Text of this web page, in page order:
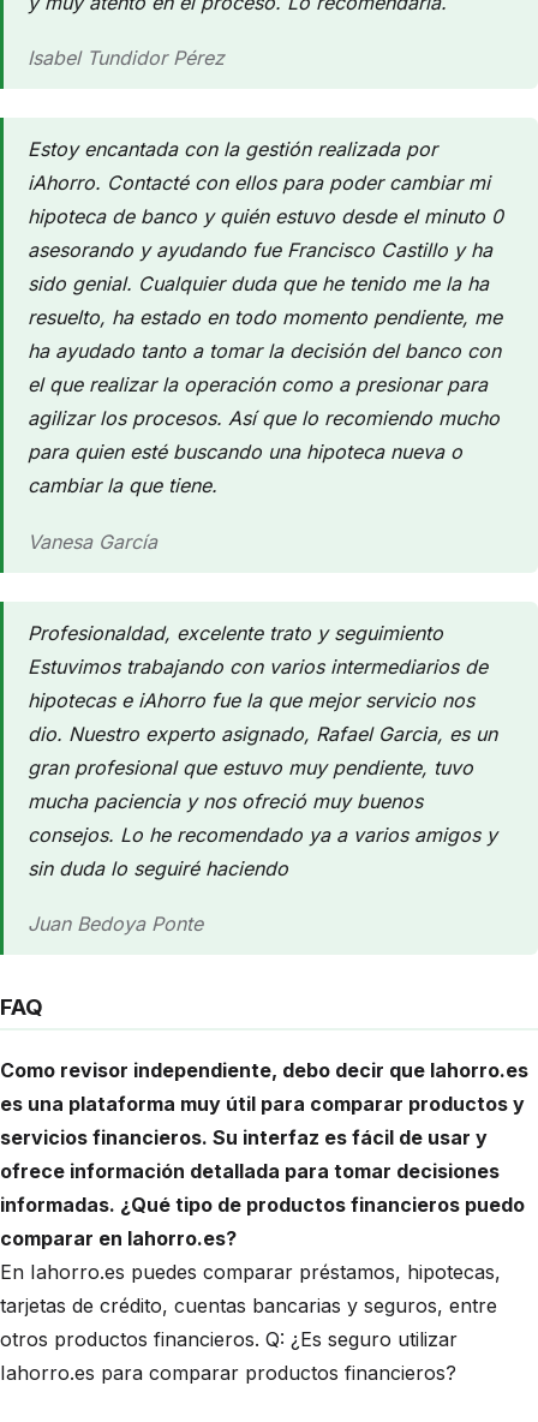
Isabel Tundidor Pérez
Estoy encantada con la gestión realizada por
iAhorro. Contacté con ellos para poder cambiar mi
hipoteca de banco y quién estuvo desde el minuto 0
asesorando y ayudando fue Francisco Castillo y ha
sido genial. Cualquier duda que he tenido me la ha
resuelto, ha estado en todo momento pendiente, me
ha ayudado tanto a tomar la decisión del banco con
el que realizar la operación como a presionar para
agilizar los procesos. Así que lo recomiendo mucho
para quien esté buscando una hipoteca nueva o
cambiar la que tiene.
Vanesa García
Profesionaldad, excelente trato y seguimiento
Estuvimos trabajando con varios intermediarios de
hipotecas e iAhorro fue la que mejor servicio nos
dio. Nuestro experto asignado, Rafael Garcia, es un
gran profesional que estuvo muy pendiente, tuvo
mucha paciencia y nos ofreció muy buenos
consejos. Lo he recomendado ya a varios amigos y
sin duda lo seguiré haciendo
Juan Bedoya Ponte
FAQ
Como revisor independiente, debo decir que Iahorro.es
es una plataforma muy útil para comparar productos y
servicios financieros. Su interfaz es fácil de usar y
ofrece información detallada para tomar decisiones
informadas. ¿Qué tipo de productos financieros puedo
comparar en Iahorro.es?
En Iahorro.es puedes comparar préstamos, hipotecas,
tarjetas de crédito, cuentas bancarias y seguros, entre
otros productos financieros. Q: ¿Es seguro utilizar
Iahorro.es para comparar productos financieros?